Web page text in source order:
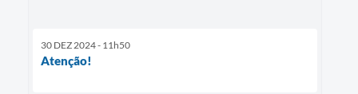
30 DEZ 2024 - 11h50
Atenção!